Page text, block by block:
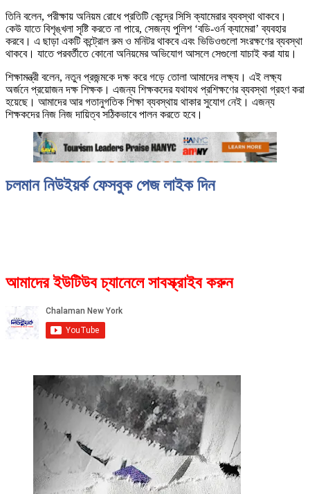
তিনি বলেন, পরীক্ষায় অনিয়ম রোধে প্রতিটি কেন্দ্রে সিসি ক্যামেরার ব্যবস্থা থাকবে।
কেউ যাতে বিশৃঙ্খলা সৃষ্টি করতে না পারে, সেজন্য পুলিশ ‘বডি-ওর্ন ক্যামেরা’ ব্যবহার
করবে। এ ছাড়া একটি কন্ট্রোল রুম ও মনিটর থাকবে এবং ভিডিওগুলো সংরক্ষণের ব্যবস্থা
থাকবে। যাতে পরবর্তীতে কোনো অনিয়মের অভিযোগ আসলে সেগুলো যাচাই করা যায়।
শিক্ষামন্ত্রী বলেন, নতুন প্রজন্মকে দক্ষ করে গড়ে তোলা আমাদের লক্ষ্য। এই লক্ষ্য
অর্জনে প্রয়োজন দক্ষ শিক্ষক। এজন্য শিক্ষকদের যথাযথ প্রশিক্ষণের ব্যবস্থা গ্রহণ করা
হয়েছে। আমাদের আর গতানুগতিক শিক্ষা ব্যবস্থায় থাকার সুযোগ নেই। এজন্য
শিক্ষকদের নিজ নিজ দায়িত্ব সঠিকভাবে পালন করতে হবে।
চলমান নিউইয়র্ক ফেসবুক পেজ লাইক দিন
আমাদের ইউটিউব চ্যানেলে সাবস্ক্রাইব করুন